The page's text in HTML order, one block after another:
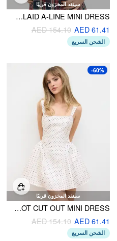
سينفد المخزون قريبًا
COTTON SWEETHEART NECK PUFF SLEEVE PLAID A-LINE MINI DRESS
AED 61.41
AED 154.10
الشحن السريع
سينفد المخزون قريبًا
-60%
SQUARE NECK POLKA DOT CUT OUT MINI DRESS
AED 61.41
AED 154.10
الشحن السريع